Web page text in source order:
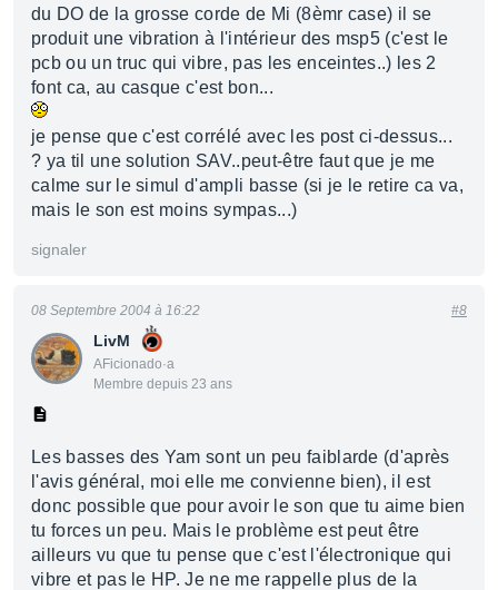
du DO de la grosse corde de Mi (8èmr case) il se
produit une vibration à l'intérieur des msp5 (c'est le
pcb ou un truc qui vibre, pas les enceintes..) les 2
font ca, au casque c'est bon...
je pense que c'est corrélé avec les post ci-dessus...
? ya til une solution SAV..peut-être faut que je me
calme sur le simul d'ampli basse (si je le retire ca va,
mais le son est moins sympas...)
signaler
LivM
AFicionado·a
Membre depuis 23 ans
08 Septembre 2004 à 16:22 #8
Les basses des Yam sont un peu faiblarde (d'après
l'avis général, moi elle me convienne bien), il est
donc possible que pour avoir le son que tu aime bien
tu forces un peu. Mais le problème est peut être
ailleurs vu que tu pense que c'est l'électronique qui
vibre et pas le HP. Je ne me rappelle plus de la